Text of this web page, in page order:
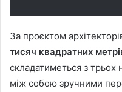
За проєктом
тисяч квадратних
складатиметься з трьох
між собою зручними